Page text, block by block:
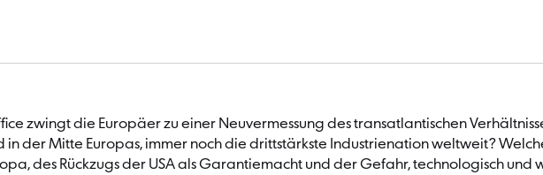
zwingt die Europäer zu einer Neuvermessung des transatlantischen
in der Mitte Europas, immer noch die drittstärkste Industrienation weltweit?
des Rückzugs der USA als Garantiemacht und der Gefahr, technologisch